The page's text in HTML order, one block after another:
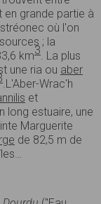
en grande partie à
où l'on
; la
km3 . La plus
une ria ou aber
.L'Aber-Wrac'h
et
long estuaire, une
Marguerite
de 82,5 m de